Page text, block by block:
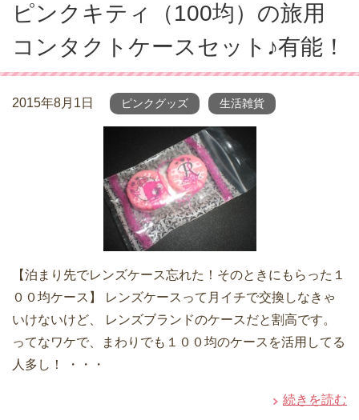
ピンクキティ（100均）の旅用
コンタクトケースセット♪有能！
2015年8月1日 ピンクグッズ 生活雑貨
【泊まり先でレンズケース忘れた！そのときにもらった１
００均ケース】 レンズケースって月イチで交換しなきゃ
いけないけど、 レンズブランドのケースだと割高です。
ってなワケで、まわりでも１００均のケースを活用してる
人多し！ ・・・
続きを読む